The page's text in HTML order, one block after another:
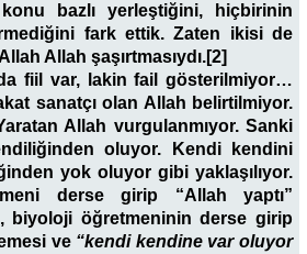
bazlı yerleştiğini, hiçbirinin
fark ettik. Zaten ikisi de
Allah şaşırtmasıydı.[2]
fiil var, lakin fail gösterilmiyor…
sanatçı olan Allah belirtilmiyor.
Allah vurgulanmıyor. Sanki
oluyor. Kendi kendini
yok oluyor gibi yaklaşılıyor.
derse girip “Allah yaptı”
biyoloji öğretmeninin derse girip
ve “kendi kendine var oluyor